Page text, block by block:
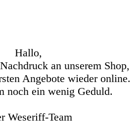
Hallo,
an unserem Shop,
Angebote wieder online.
noch ein wenig Geduld.
Weseriff-Team